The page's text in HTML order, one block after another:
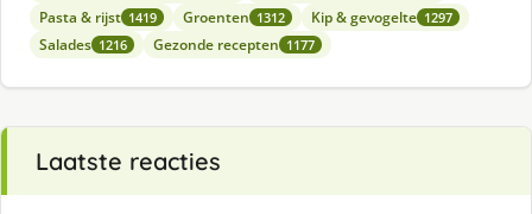
Pasta & rijst 1419 Groenten 1312 Kip & gevogelte 1297
Salades 1216 Gezonde recepten 1177
Laatste reacties